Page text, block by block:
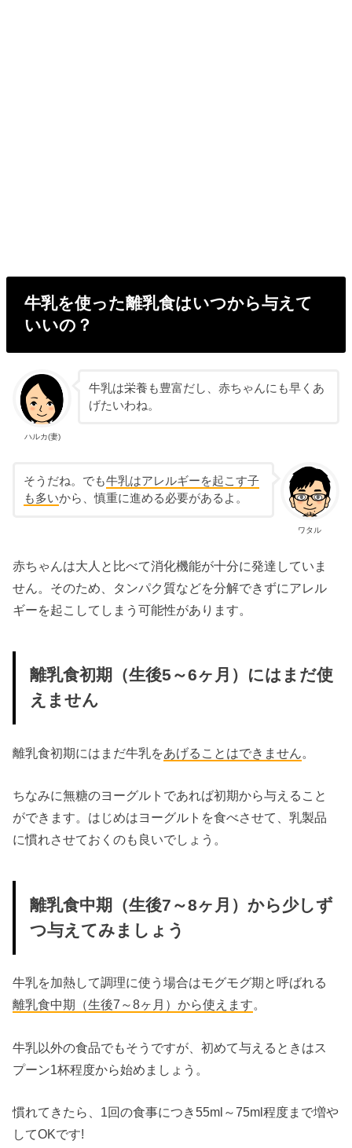
牛乳を使った離乳食はいつから与えて
いいの？
ハルカ(妻)
牛乳は栄養も豊富だし、赤ちゃんにも早くあ
げたいわね。
ワタル
そうだね。でも牛乳はアレルギーを起こす子
も多いから、慎重に進める必要があるよ。
赤ちゃんは大人と比べて消化機能が十分に発達していま
せん。そのため、タンパク質などを分解できずにアレル
ギーを起こしてしまう可能性があります。
離乳食初期（生後5～6ヶ月）にはまだ使
えません
離乳食初期にはまだ牛乳をあげることはできません。
ちなみに無糖のヨーグルトであれば初期から与えること
ができます。はじめはヨーグルトを食べさせて、乳製品
に慣れさせておくのも良いでしょう。
離乳食中期（生後7～8ヶ月）から少しず
つ与えてみましょう
牛乳を加熱して調理に使う場合はモグモグ期と呼ばれる
離乳食中期（生後7～8ヶ月）から使えます。
牛乳以外の食品でもそうですが、初めて与えるときはス
プーン1杯程度から始めましょう。
慣れてきたら、1回の食事につき55ml～75ml程度まで増や
してOKです!